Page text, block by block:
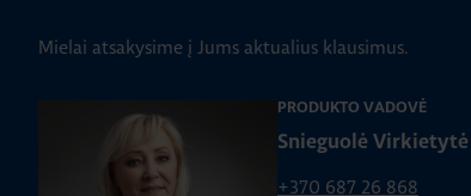
Mielai atsakysime į Jums aktualius klausimus.
PRODUKTO VADOVĖ
Snieguolė Virkietytė
+370 687 26 868